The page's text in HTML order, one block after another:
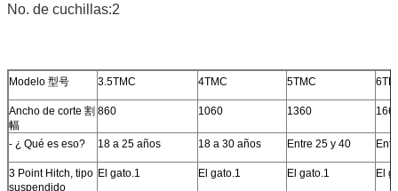
No. de cuchillas:2
Modelo 型号 3.5TMC 4TMC 5TMC
Ancho de corte 割
幅
860 1060 1360
- ¿ Qué es eso? 18 a 25 años 18 a 30 años Entre 25 y 40
3 Point Hitch, tipo
suspendido
El gato.1 El gato.1 El gato.1 El